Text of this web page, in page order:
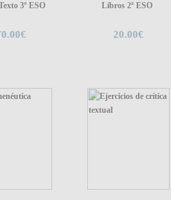
3º ESO Libros 2ª ESO
20.00€